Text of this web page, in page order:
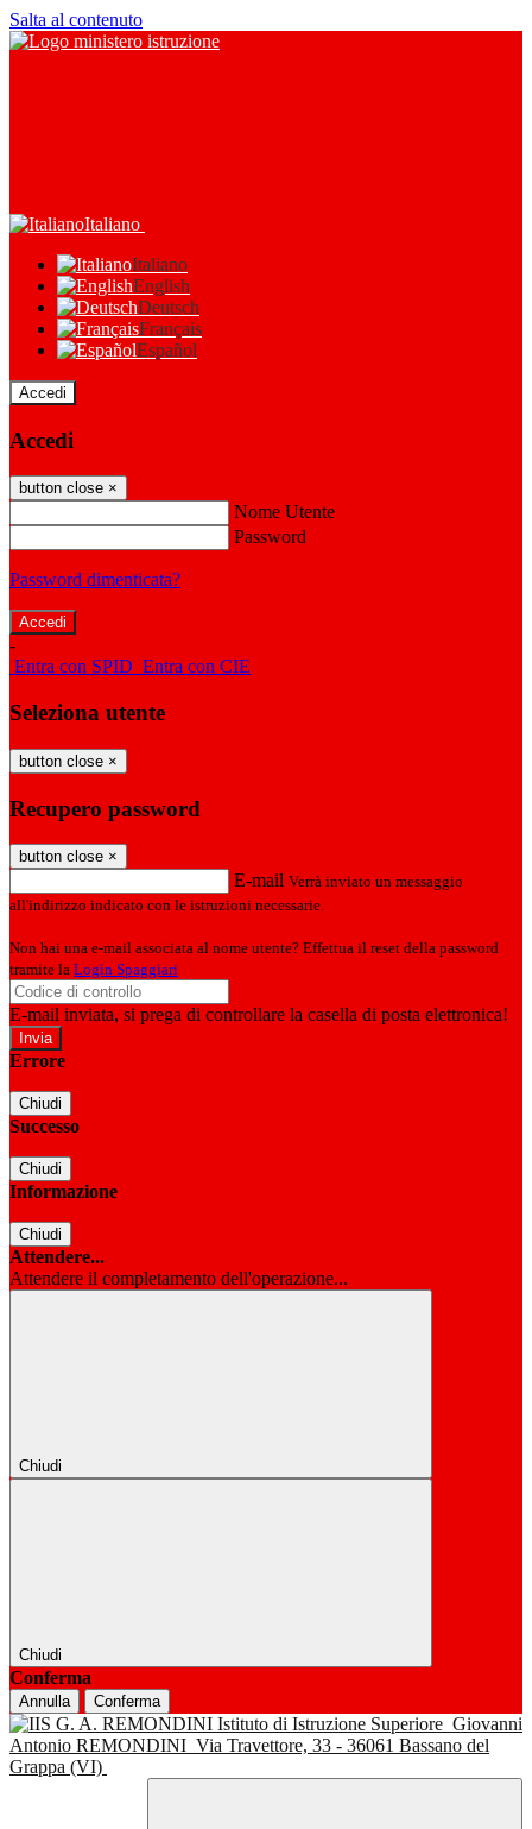
Salta al contenuto
Italiano
Italiano
English
Deutsch
Français
Español
Accedi
Accedi
button close ×
Nome Utente
Password
Password dimenticata?
-
Entra con SPID Entra con CIE
Seleziona utente
button close ×
Recupero password
button close ×
E-mail Verrà inviato un messaggio
all'indirizzo indicato con le istruzioni necessarie.
Non hai una e-mail associata al nome utente? Effettua il reset della password
tramite la Login Spaggiari
E-mail inviata, si prega di controllare la casella di posta elettronica!
Errore
Chiudi
Successo
Chiudi
Informazione
Chiudi
Attendere...
Attendere il completamento dell'operazione...
Chiudi
Chiudi
Conferma
Annulla Conferma
Istituto di Istruzione Superiore Giovanni
Antonio REMONDINI Via Travettore, 33 - 36061 Bassano del
Grappa (VI)